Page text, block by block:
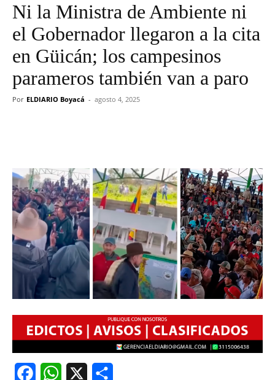
Ni la Ministra de Ambiente ni
el Gobernador llegaron a la cita
en Güicán; los campesinos
parameros también van a paro
Por ELDIARIO Boyacá - agosto 4, 2025
FacebookWhatsApp